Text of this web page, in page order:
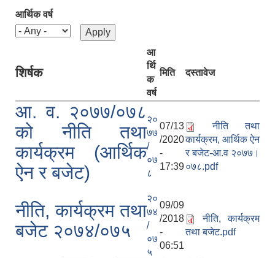
आर्थिक वर्ष
शिर्षक
आ
र्थि
क
वर्ष
मिति दस्तावेज
आ. व. २०७७/०७८
को नीति तथा
कार्यक्रम (आर्थिक
ऐन र बजेट)
२०
७७
/
०७
८
07/13
/2020
-
17:39
नीति तथा
कार्यक्रम, आर्थिक ऐन
र बजेट-आ.व २०७७।
०७८.pdf
नीति, कार्यक्रम तथा
बजेट २०७४/०७५
२०
७४
/
०७
५
09/09
/2018
-
06:51
नीति, कार्यक्रम
तथा बजेट.pdf